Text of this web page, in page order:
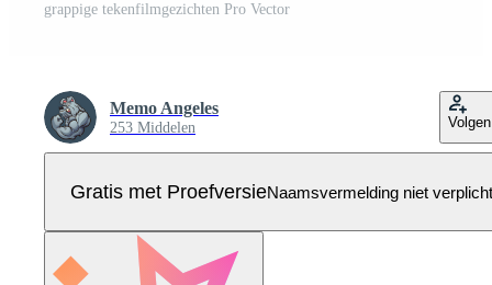
grappige tekenfilmgezichten Pro Vector
Memo Angeles
253 Middelen Volgen
Gratis met ProefversieNaamsvermelding niet verplicht